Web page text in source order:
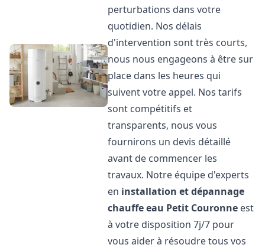
perturbations dans votre
quotidien. Nos délais
d'intervention sont très courts,
nous nous engageons à être sur
place dans les heures qui
suivent votre appel. Nos tarifs
sont compétitifs et
transparents, nous vous
fournirons un devis détaillé
avant de commencer les
travaux. Notre équipe d'experts
en installation et dépannage
chauffe eau Petit Couronne est
à votre disposition 7j/7 pour
vous aider à résoudre tous vos